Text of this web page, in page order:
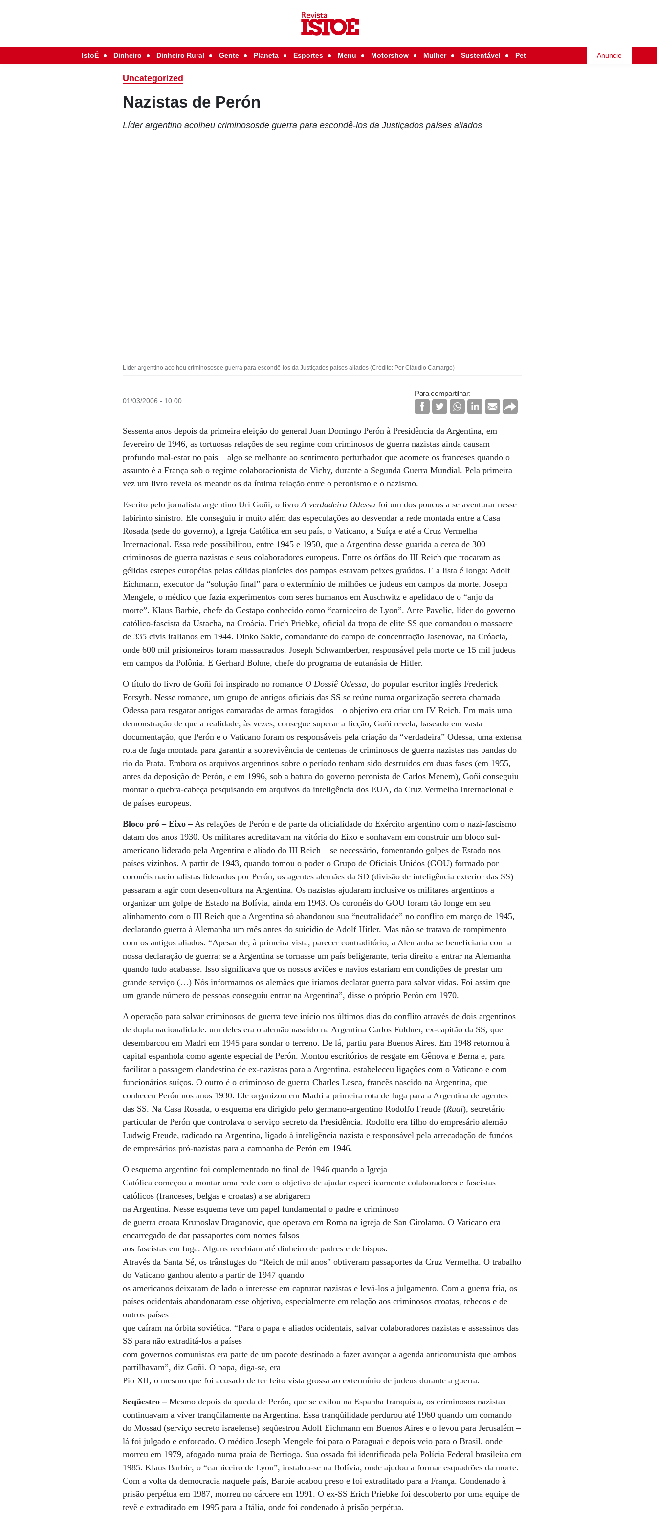
IstoÉ Dinheiro Dinheiro Rural Gente Planeta Esportes Menu Motorshow Mulher Sustentável Pet Anuncie
Uncategorized
Nazistas de Perón
Líder argentino acolheu criminososde guerra para escondê-los da Justiçados países aliados
Líder argentino acolheu criminososde guerra para escondê-los da Justiçados países aliados (Crédito: Por Cláudio Camargo)
01/03/2006 - 10:00
Para compartilhar:
Sessenta anos depois da primeira eleição do general Juan Domingo Perón à Presidência da Argentina, em
fevereiro de 1946, as tortuosas relações de seu regime com criminosos de guerra nazistas ainda causam
profundo mal-estar no país – algo se melhante ao sentimento perturbador que acomete os franceses quando o
assunto é a França sob o regime colaboracionista de Vichy, durante a Segunda Guerra Mundial. Pela primeira
vez um livro revela os meandr os da íntima relação entre o peronismo e o nazismo.
Escrito pelo jornalista argentino Uri Goñi, o livroA verdadeira Odessa foi um dos poucos a se aventurar nesse
labirinto sinistro. Ele conseguiu ir muito além das especulações ao desvendar a rede montada entre a Casa
Rosada (sede do governo), a Igreja Católica em seu país, o Vaticano, a Suíça e até a Cruz Vermelha
Internacional. Essa rede possibilitou, entre 1945 e 1950, que a Argentina desse guarida a cerca de 300
criminosos de guerra nazistas e seus colaboradores europeus. Entre os órfãos do III Reich que trocaram as
gélidas estepes européias pelas cálidas planícies dos pampas estavam peixes graúdos. E a lista é longa: Adolf
Eichmann, executor da “solução final” para o extermínio de milhões de judeus em campos da morte. Joseph
Mengele, o médico que fazia experimentos com seres humanos em Auschwitz e apelidado de o “anjo da
morte”. Klaus Barbie, chefe da Gestapo conhecido como “carniceiro de Lyon”. Ante Pavelic, líder do governo
católico-fascista da Ustacha, na Croácia. Erich Priebke, oficial da tropa de elite SS que comandou o massacre
de 335 civis italianos em 1944. Dinko Sakic, comandante do campo de concentração Jasenovac, na Cróacia,
onde 600 mil prisioneiros foram massacrados. Joseph Schwamberber, responsável pela morte de 15 mil judeus
em campos da Polônia. E Gerhard Bohne, chefe do programa de eutanásia de Hitler.
O título do livro de Goñi foi inspirado no romance O Dossiê Odessa, do popular escritor inglês Frederick
Forsyth. Nesse romance, um grupo de antigos oficiais das SS se reúne numa organização secreta chamada
Odessa para resgatar antigos camaradas de armas foragidos – o objetivo era criar um IV Reich. Em mais uma
demonstração de que a realidade, às vezes, consegue superar a ficção, Goñi revela, baseado em vasta
documentação, que Perón e o Vaticano foram os responsáveis pela criação da “verdadeira” Odessa, uma extensa
rota de fuga montada para garantir a sobrevivência de centenas de criminosos de guerra nazistas nas bandas do
rio da Prata. Embora os arquivos argentinos sobre o período tenham sido destruídos em duas fases (em 1955,
antes da deposição de Perón, e em 1996, sob a batuta do governo peronista de Carlos Menem), Goñi conseguiu
montar o quebra-cabeça pesquisando em arquivos da inteligência dos EUA, da Cruz Vermelha Internacional e
de países europeus.
Bloco pró – Eixo –As relações de Perón e de parte da oficialidade do Exército argentino com o nazi-fascismo
datam dos anos 1930. Os militares acreditavam na vitória do Eixo e sonhavam em construir um bloco sul-
americano liderado pela Argentina e aliado do III Reich – se necessário, fomentando golpes de Estado nos
países vizinhos. A partir de 1943, quando tomou o poder o Grupo de Oficiais Unidos (GOU) formado por
coronéis nacionalistas liderados por Perón, os agentes alemães da SD (divisão de inteligência exterior das SS)
passaram a agir com desenvoltura na Argentina. Os nazistas ajudaram inclusive os militares argentinos a
organizar um golpe de Estado na Bolívia, ainda em 1943. Os coronéis do GOU foram tão longe em seu
alinhamento com o III Reich que a Argentina só abandonou sua “neutralidade” no conflito em março de 1945,
declarando guerra à Alemanha um mês antes do suicídio de Adolf Hitler. Mas não se tratava de rompimento
com os antigos aliados. “Apesar de, à primeira vista, parecer contraditório, a Alemanha se beneficiaria com a
nossa declaração de guerra: se a Argentina se tornasse um país beligerante, teria direito a entrar na Alemanha
quando tudo acabasse. Isso significava que os nossos aviões e navios estariam em condições de prestar um
grande serviço (…) Nós informamos os alemães que iríamos declarar guerra para salvar vidas. Foi assim que
um grande número de pessoas conseguiu entrar na Argentina”, disse o próprio Perón em 1970.
A operação para salvar criminosos de guerra teve início nos últimos dias do conflito através de dois argentinos
de dupla nacionalidade: um deles era o alemão nascido na Argentina Carlos Fuldner, ex-capitão da SS, que
desembarcou em Madri em 1945 para sondar o terreno. De lá, partiu para Buenos Aires. Em 1948 retornou à
capital espanhola como agente especial de Perón. Montou escritórios de resgate em Gênova e Berna e, para
facilitar a passagem clandestina de ex-nazistas para a Argentina, estabeleceu ligações com o Vaticano e com
funcionários suíços. O outro é o criminoso de guerra Charles Lesca, francês nascido na Argentina, que
conheceu Perón nos anos 1930. Ele organizou em Madri a primeira rota de fuga para a Argentina de agentes
das SS. Na Casa Rosada, o esquema era dirigido pelo germano-argentino Rodolfo Freude (Rudi), secretário
particular de Perón que controlava o serviço secreto da Presidência. Rodolfo era filho do empresário alemão
Ludwig Freude, radicado na Argentina, ligado à inteligência nazista e responsável pela arrecadação de fundos
de empresários pró-nazistas para a campanha de Perón em 1946.
O esquema argentino foi complementado no final de 1946 quando a Igreja
Católica começou a montar uma rede com o objetivo de ajudar especificamente colaboradores e fascistas
católicos (franceses, belgas e croatas) a se abrigarem
na Argentina. Nesse esquema teve um papel fundamental o padre e criminoso
de guerra croata Krunoslav Draganovic, que operava em Roma na igreja de San Girolamo. O Vaticano era
encarregado de dar passaportes com nomes falsos
aos fascistas em fuga. Alguns recebiam até dinheiro de padres e de bispos.
Através da Santa Sé, os trânsfugas do “Reich de mil anos” obtiveram passaportes da Cruz Vermelha. O trabalho
do Vaticano ganhou alento a partir de 1947 quando
os americanos deixaram de lado o interesse em capturar nazistas e levá-los a julgamento. Com a guerra fria, os
países ocidentais abandonaram esse objetivo, especialmente em relação aos criminosos croatas, tchecos e de
outros países
que caíram na órbita soviética. “Para o papa e aliados ocidentais, salvar colaboradores nazistas e assassinos das
SS para não extraditá-los a países
com governos comunistas era parte de um pacote destinado a fazer avançar a agenda anticomunista que ambos
partilhavam”, diz Goñi. O papa, diga-se, era
Pio XII, o mesmo que foi acusado de ter feito vista grossa ao extermínio de judeus durante a guerra.
Seqüestro –Mesmo depois da queda de Perón, que se exilou na Espanha franquista, os criminosos nazistas
continuavam a viver tranqüilamente na Argentina. Essa tranqüilidade perdurou até 1960 quando um comando
do Mossad (serviço secreto israelense) seqüestrou Adolf Eichmann em Buenos Aires e o levou para Jerusalém –
lá foi julgado e enforcado. O médico Joseph Mengele foi para o Paraguai e depois veio para o Brasil, onde
morreu em 1979, afogado numa praia de Bertioga. Sua ossada foi identificada pela Polícia Federal brasileira em
1985. Klaus Barbie, o “carniceiro de Lyon”, instalou-se na Bolívia, onde ajudou a formar esquadrões da morte.
Com a volta da democracia naquele país, Barbie acabou preso e foi extraditado para a França. Condenado à
prisão perpétua em 1987, morreu no cárcere em 1991. O ex-SS Erich Priebke foi descoberto por uma equipe de
tevê e extraditado em 1995 para a Itália, onde foi condenado à prisão perpétua.